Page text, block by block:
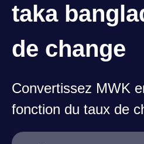
taka
de change
Convertissez MWK
fonction du taux de